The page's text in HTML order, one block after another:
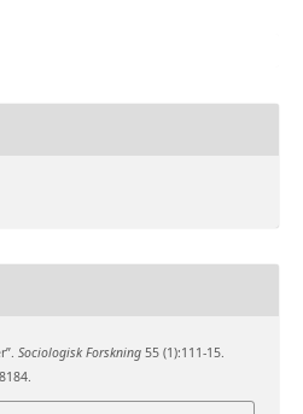
Sociologisk Forskning55 (1):111-15.